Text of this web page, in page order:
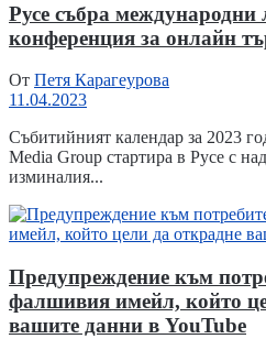
Русе събра международни
конференция за онлайн
От Петя Карагеурова
11.04.2023
Събитийният календар за 2023
Media Group стартира в Русе с
изминалия...
Предупреждение към
фалшивия имейл, който
вашите данни в YouTube